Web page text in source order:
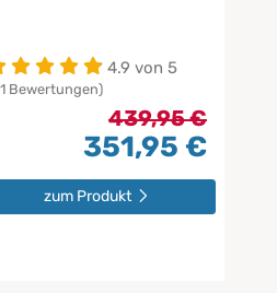
4.9 von 5
Bewertungen)
439,95 €
351,95 €
zum Produkt